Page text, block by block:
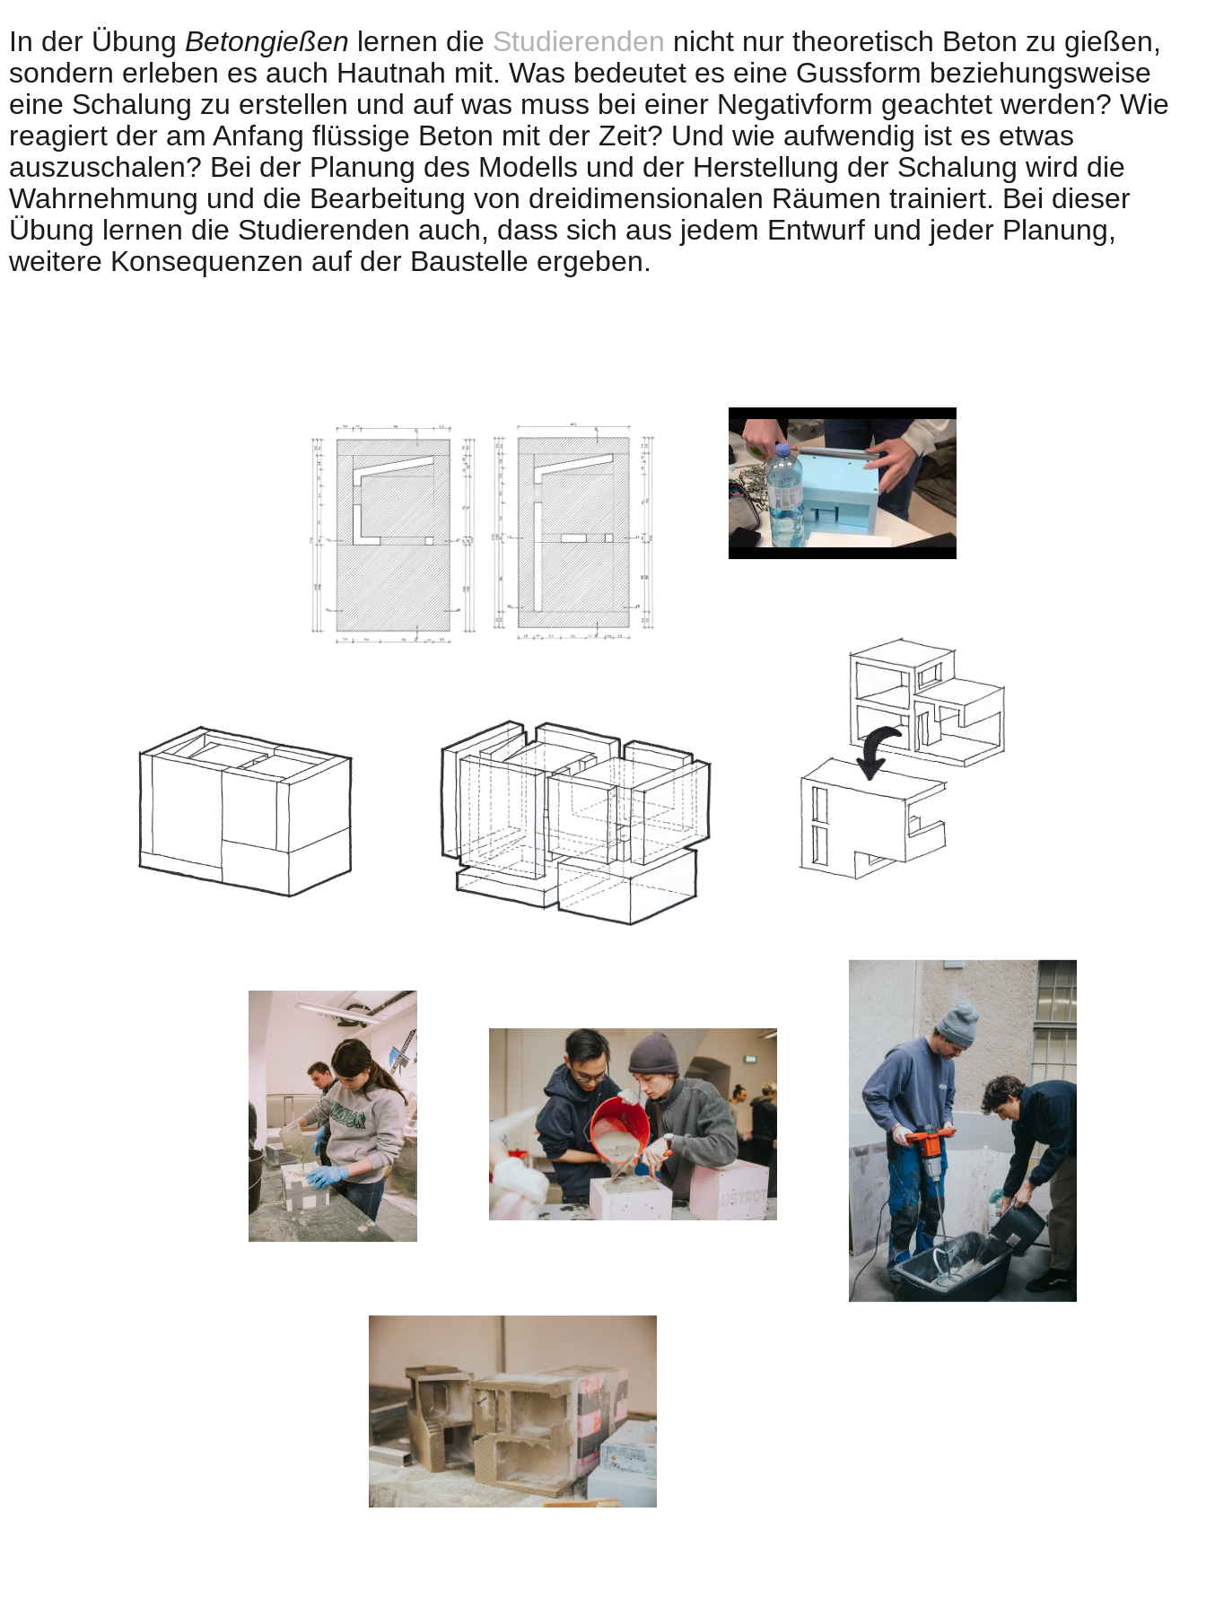
In der Übung Betongießen lernen die Studierenden nicht nur theoretisch Beton zu gießen,
sondern erleben es auch Hautnah mit. Was bedeutet es eine Gussform beziehungsweise
eine Schalung zu erstellen und auf was muss bei einer Negativform geachtet werden? Wie
reagiert der am Anfang flüssige Beton mit der Zeit? Und wie aufwendig ist es etwas
auszuschalen? Bei der Planung des Modells und der Herstellung der Schalung wird die
Wahrnehmung und die Bearbeitung von dreidimensionalen Räumen trainiert. Bei dieser
Übung lernen die Studierenden auch, dass sich aus jedem Entwurf und jeder Planung,
weitere Konsequenzen auf der Baustelle ergeben.